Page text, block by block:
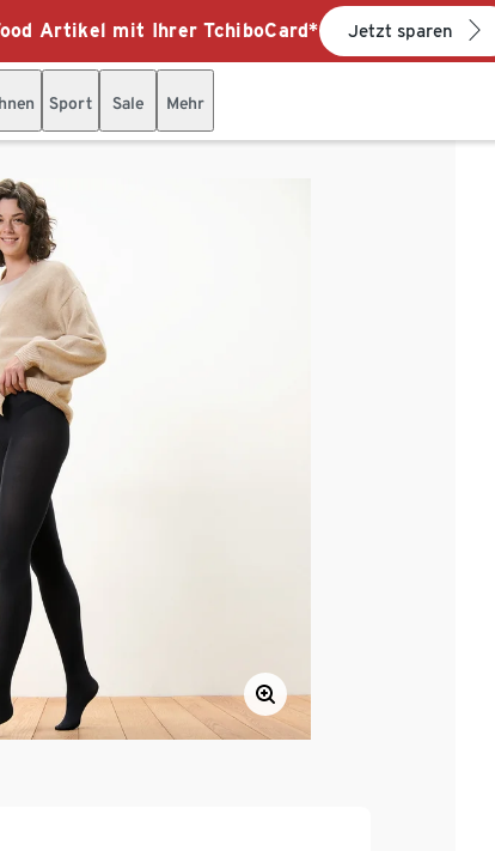
Artikel mit Ihrer TchiboCard* Jetzt sparen
Sport Sale Mehr